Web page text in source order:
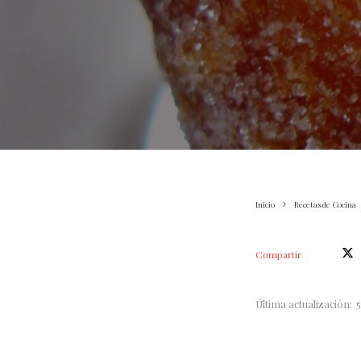
Inicio Recetas de Cocina
Compartir
Última actualización: